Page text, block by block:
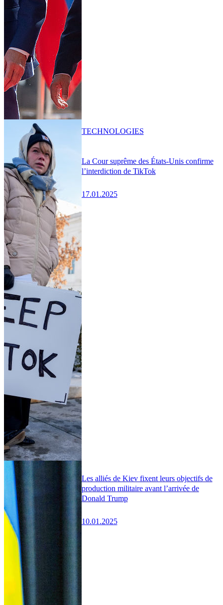
La Cour suprême des États-Unis confirme
l’interdiction de TikTok
17.01.2025
TECHNOLOGIES
Les alliés de Kiev fixent leurs objectifs de
production militaire avant l’arrivée de
Donald Trump
10.01.2025